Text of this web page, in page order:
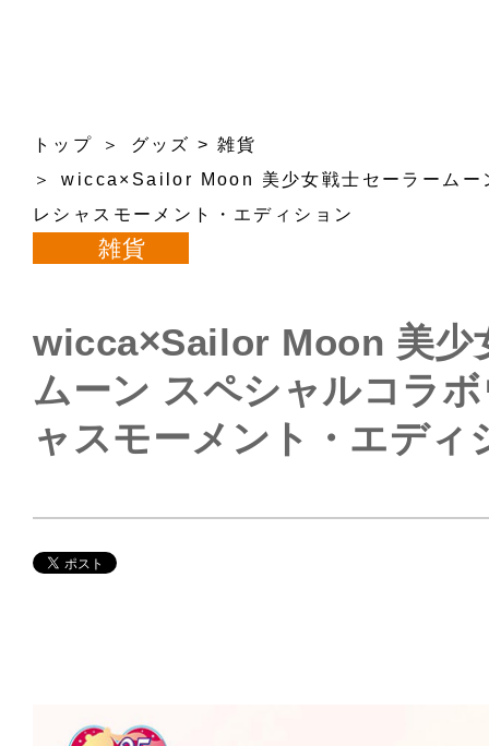
トップ グッズ >雑貨
wicca×Sailor Moon 美少女戦士セーラームー
レシャスモーメント・エディション
雑貨
wicca×Sailor Moon 美少
ムーン スペシャルコラ
ャスモーメント・エディ